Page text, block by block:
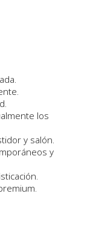
los
y salón.
y